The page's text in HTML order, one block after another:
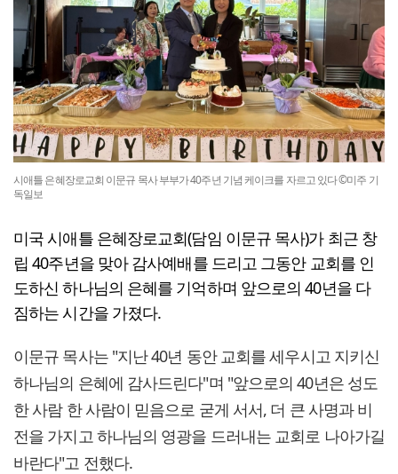
시애틀 은혜장로교회 이문규 목사 부부가 40주년 기념 케이크를 자르고 있다 ©미주 기
독일보
미국 시애틀 은혜장로교회(담임 이문규 목사)가 최근 창
립 40주년을 맞아 감사예배를 드리고 그동안 교회를 인
도하신 하나님의 은혜를 기억하며 앞으로의 40년을 다
짐하는 시간을 가졌다.
이문규 목사는 "지난 40년 동안 교회를 세우시고 지키신
하나님의 은혜에 감사드린다"며 "앞으로의 40년은 성도
한 사람 한 사람이 믿음으로 굳게 서서, 더 큰 사명과 비
전을 가지고 하나님의 영광을 드러내는 교회로 나아가길
바란다"고 전했다.